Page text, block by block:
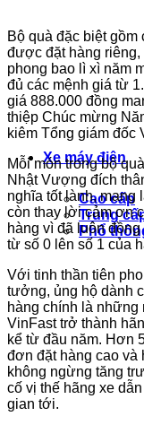
Xe máy điện
Cao cấp
Trung
Phổ
Bộ quà đặc biệt
được đặt hàng riêng,
phong bao lì xì năm
đủ các mệnh giá từ
giá 888.000 đồng
thiệp Chúc mừng
kiêm Tổng giám đốc
Mỗi món trong bộ
Nhật Vượng đích
nghĩa tốt lành, mang
còn thay lời cảm ơn
hàng vì đã luôn
từ số 0 lên số 1 của
Với tinh thần tiên
tưởng, ủng hộ dành
hàng chính là
VinFast trở thành
kể từ đầu năm. Hơn
đơn đặt hàng cao và
không ngừng tăng
cố vị thế hãng xe
gian tới.